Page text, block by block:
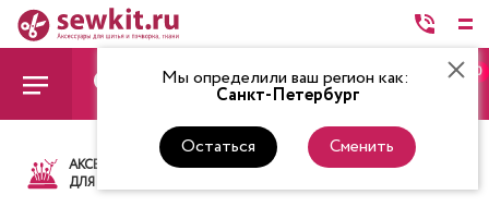
Мы определили ваш регион как:
Санкт-Петербург
Остаться Сменить
0
АКСЕССУАРЫ
ДЛЯ ШИТЬЯ
ТКАНИ НИТКИ